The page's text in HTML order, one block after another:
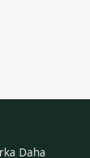
Daha